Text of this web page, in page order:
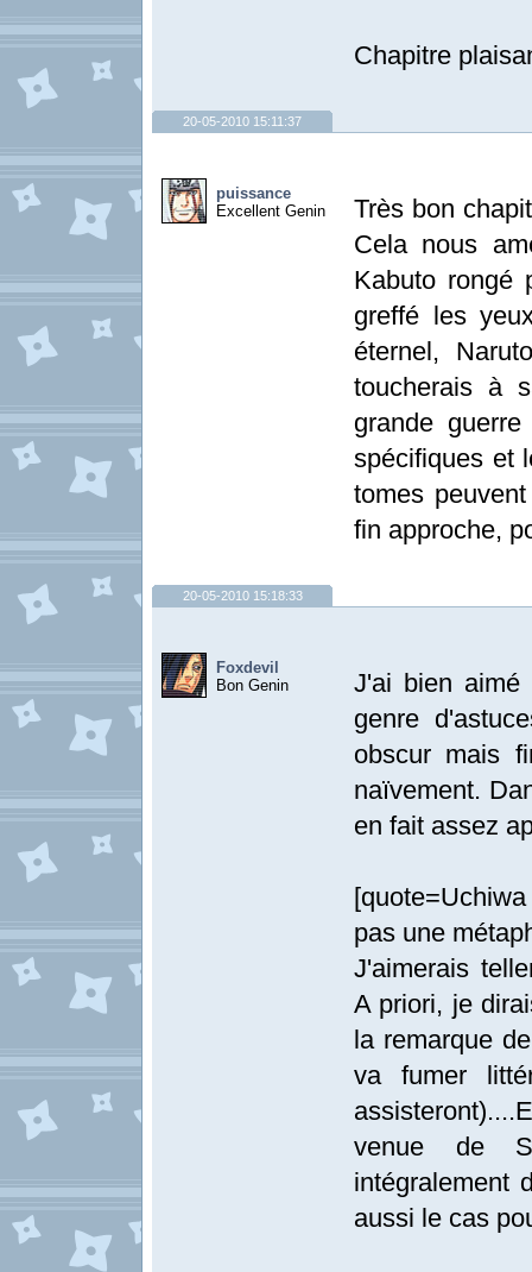
Chapitre
20-05-2010 15:11:37
puissance
Excellent Genin
Très bon
Cela nous
Kabuto rongé
greffé les
éternel,
toucherais à
grande
spécifiques et
tomes
fin approche,
20-05-2010 15:18:33
Foxdevil
Bon Genin
J'ai bien aimé
genre
obscur mais
naïvement.
en fait assez
pas une
J'aimerais
A priori, je
la remarque
va fumer
venue de
intégralement
aussi le cas